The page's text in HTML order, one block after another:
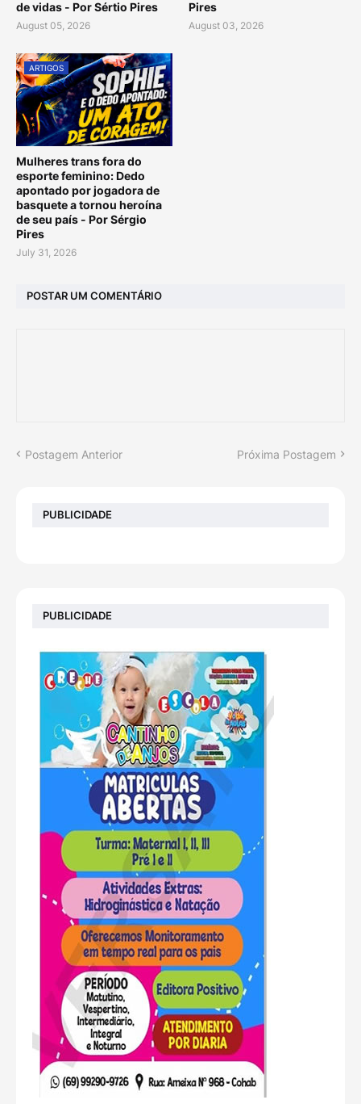
de vidas - Por Sértio Pires
August 05, 2026
Pires
August 03, 2026
ARTIGOS
Mulheres trans fora do
esporte feminino: Dedo
apontado por jogadora de
basquete a tornou heroína
de seu país - Por Sérgio
Pires
July 31, 2026
POSTAR UM COMENTÁRIO
Postagem Anterior Próxima Postagem
PUBLICIDADE
PUBLICIDADE